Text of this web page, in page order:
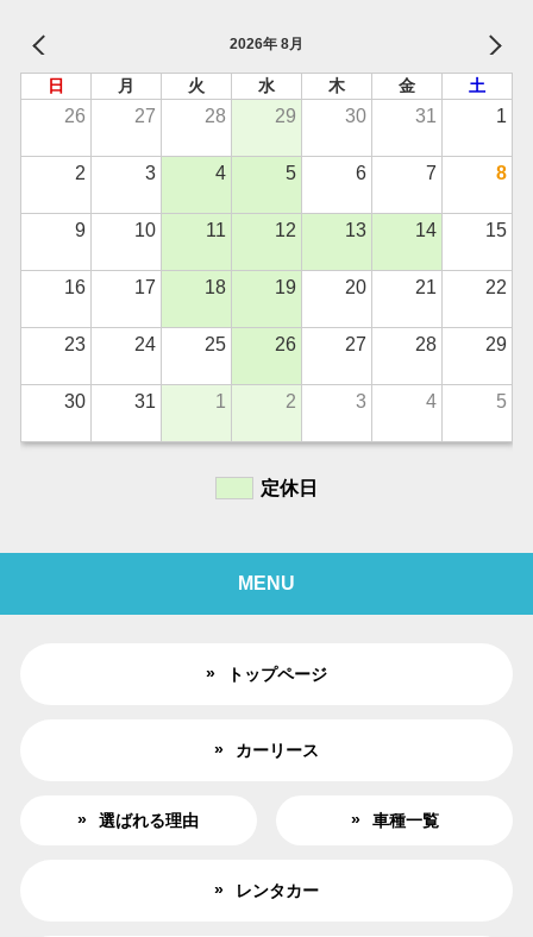
2026年 8月
日 月 火 水 木 金 土
26 27 28 29 30 31 1
2 3 4 5 6 7 8
9 10 11 12 13 14 15
16 17 18 19 20 21 22
23 24 25 26 27 28 29
30 31 1 2 3 4 5
定休日
MENU
トップページ
カーリース
選ばれる理由 車種一覧
レンタカー